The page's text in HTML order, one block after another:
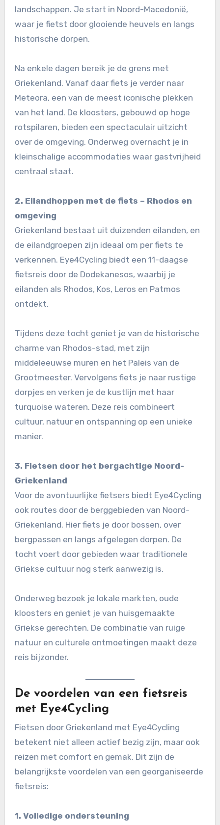
landschappen. Je start in Noord-Macedonië,
waar je fietst door glooiende heuvels en langs
historische dorpen.
Na enkele dagen bereik je de grens met
Griekenland. Vanaf daar fiets je verder naar
Meteora, een van de meest iconische plekken
van het land. De kloosters, gebouwd op hoge
rotspilaren, bieden een spectaculair uitzicht
over de omgeving. Onderweg overnacht je in
kleinschalige accommodaties waar gastvrijheid
centraal staat.
2. Eilandhoppen met de fiets – Rhodos en
omgeving
Griekenland bestaat uit duizenden eilanden, en
de eilandgroepen zijn ideaal om per fiets te
verkennen. Eye4Cycling biedt een 11-daagse
fietsreis door de Dodekanesos, waarbij je
eilanden als Rhodos, Kos, Leros en Patmos
ontdekt.
Tijdens deze tocht geniet je van de historische
charme van Rhodos-stad, met zijn
middeleeuwse muren en het Paleis van de
Grootmeester. Vervolgens fiets je naar rustige
dorpjes en verken je de kustlijn met haar
turquoise wateren. Deze reis combineert
cultuur, natuur en ontspanning op een unieke
manier.
3. Fietsen door het bergachtige Noord-
Griekenland
Voor de avontuurlijke fietsers biedt Eye4Cycling
ook routes door de berggebieden van Noord-
Griekenland. Hier fiets je door bossen, over
bergpassen en langs afgelegen dorpen. De
tocht voert door gebieden waar traditionele
Griekse cultuur nog sterk aanwezig is.
Onderweg bezoek je lokale markten, oude
kloosters en geniet je van huisgemaakte
Griekse gerechten. De combinatie van ruige
natuur en culturele ontmoetingen maakt deze
reis bijzonder.
De voordelen van een fietsreis
met Eye4Cycling
Fietsen door Griekenland met Eye4Cycling
betekent niet alleen actief bezig zijn, maar ook
reizen met comfort en gemak. Dit zijn de
belangrijkste voordelen van een georganiseerde
fietsreis:
1. Volledige ondersteuning